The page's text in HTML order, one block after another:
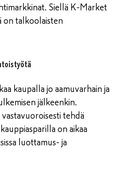
Siellä K-Market
on talkoolaisten
kaupalla jo aamuvarhain ja
jälkeenkin.
tehdä
on aikaa
luottamus- ja